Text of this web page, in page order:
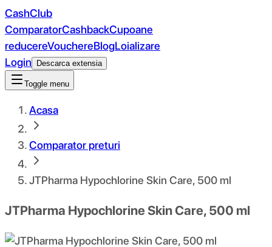
CashClub
ComparatorCashbackCupoane
reducereVouchereBlogLoializare
Login
Descarca extensia
Toggle menu
Acasa
Comparator preturi
JTPharma Hypochlorine Skin Care, 500 ml
JTPharma Hypochlorine Skin Care, 500 ml